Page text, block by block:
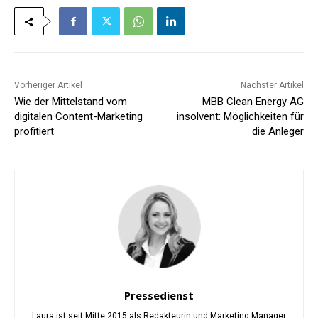
Vorheriger Artikel
Wie der Mittelstand vom
digitalen Content-Marketing
profitiert
Nächster Artikel
MBB Clean Energy AG
insolvent: Möglichkeiten für
die Anleger
Pressedienst